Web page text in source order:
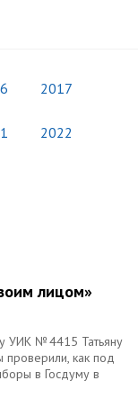
2017
2022
лицом»
УИК № 4415 Татьяну
как под
в Госдуму в